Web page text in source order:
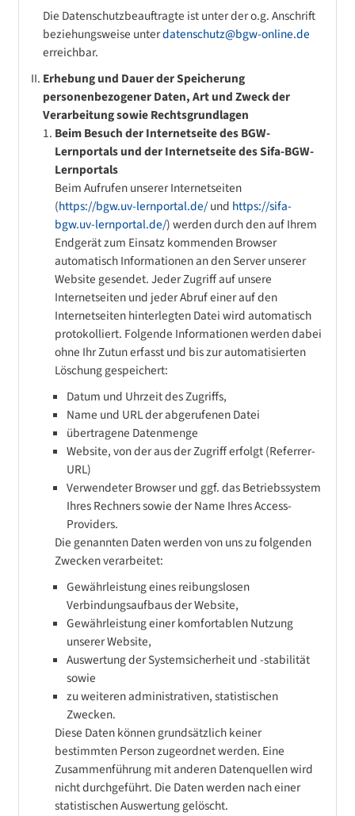
Die Datenschutzbeauftragte ist unter der o.g. Anschrift
beziehungsweise unterdatenschutz@bgw-online.de
erreichbar.
Erhebung und Dauer der Speicherung
personenbezogener Daten, Art und Zweck der
Verarbeitung sowie Rechtsgrundlagen
Beim Besuch der Internetseite des BGW-
Lernportals und der Internetseite des Sifa-BGW-
Lernportals
Beim Aufrufen unserer Internetseiten
(https://bgw.uv-lernportal.de/und https://sifa-
bgw.uv-lernportal.de/) werden durch den auf Ihrem
Endgerät zum Einsatz kommenden Browser
automatisch Informationen an den Server unserer
Website gesendet. Jeder Zugriff auf unsere
Internetseiten und jeder Abruf einer auf den
Internetseiten hinterlegten Datei wird automatisch
protokolliert. Folgende Informationen werden dabei
ohne Ihr Zutun erfasst und bis zur automatisierten
Löschung gespeichert:
Datum und Uhrzeit des Zugriffs,
Name und URL der abgerufenen Datei
übertragene Datenmenge
Website, von der aus der Zugriff erfolgt (Referrer-
URL)
Verwendeter Browser und ggf. das Betriebssystem
Ihres Rechners sowie der Name Ihres Access-
Providers.
Die genannten Daten werden von uns zu folgenden
Zwecken verarbeitet:
Gewährleistung eines reibungslosen
Verbindungsaufbaus der Website,
Gewährleistung einer komfortablen Nutzung
unserer Website,
Auswertung der Systemsicherheit und -stabilität
sowie
zu weiteren administrativen, statistischen
Zwecken.
Diese Daten können grundsätzlich keiner
bestimmten Person zugeordnet werden. Eine
Zusammenführung mit anderen Datenquellen wird
nicht durchgeführt. Die Daten werden nach einer
statistischen Auswertung gelöscht.